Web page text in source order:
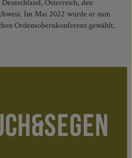
Österreich, den
Im Mai 2022 wurde er zum
Ordensobernkonferenz gewählt.